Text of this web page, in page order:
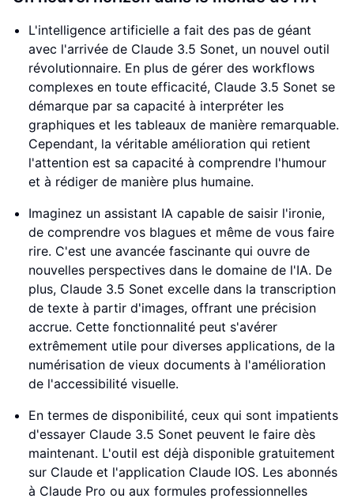
L'intelligence artificielle a fait des pas de géant
avec l'arrivée de Claude 3.5 Sonet, un nouvel outil
révolutionnaire. En plus de gérer des workflows
complexes en toute efficacité, Claude 3.5 Sonet se
démarque par sa capacité à interpréter les
graphiques et les tableaux de manière remarquable.
Cependant, la véritable amélioration qui retient
l'attention est sa capacité à comprendre l'humour
et à rédiger de manière plus humaine.
Imaginez un assistant IA capable de saisir l'ironie,
de comprendre vos blagues et même de vous faire
rire. C'est une avancée fascinante qui ouvre de
nouvelles perspectives dans le domaine de l'IA. De
plus, Claude 3.5 Sonet excelle dans la transcription
de texte à partir d'images, offrant une précision
accrue. Cette fonctionnalité peut s'avérer
extrêmement utile pour diverses applications, de la
numérisation de vieux documents à l'amélioration
de l'accessibilité visuelle.
En termes de disponibilité, ceux qui sont impatients
d'essayer Claude 3.5 Sonet peuvent le faire dès
maintenant. L'outil est déjà disponible gratuitement
sur Claude et l'application Claude IOS. Les abonnés
à Claude Pro ou aux formules professionnelles